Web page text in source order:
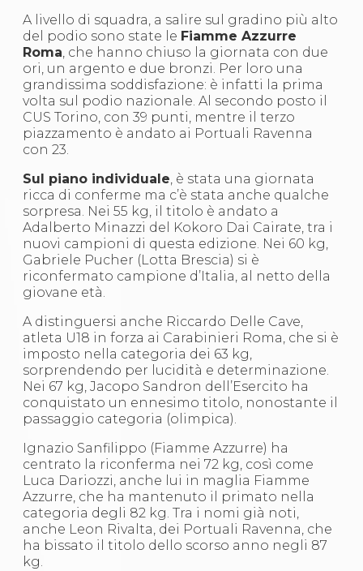
S'istrumpa
News
Calendario Attività
Difesa Personale MGA
La disciplina
News
Merchandising
Mappa del sito
News
Cookies Accept
Newsletter
Catalogo formativo
Webinar
Corsi Monotematici
Corsi di Specializzazione
Corsi Preparatore Fisico
Edutraining class - Didattica infantile
Corso dirigenti sportivi
Corso Direttore di Gara
Abilitazioni
Sportello Fiscale
News
Modulistica
FAQ
Quesiti fiscali
Sostenibilità
Documenti
A livello di squadra, a salire sul gradino più alto
del podio sono state le Fiamme Azzurre
Roma, che hanno chiuso la giornata con due
ori, un argento e due bronzi. Per loro una
grandissima soddisfazione: è infatti la prima
volta sul podio nazionale. Al secondo posto il
CUS Torino, con 39 punti, mentre il terzo
piazzamento è andato ai Portuali Ravenna
con 23.
Sul piano individuale, è stata una giornata
ricca di conferme ma c’è stata anche qualche
sorpresa. Nei 55 kg, il titolo è andato a
Adalberto Minazzi del Kokoro Dai Cairate, tra i
nuovi campioni di questa edizione. Nei 60 kg,
Gabriele Pucher (Lotta Brescia) si è
riconfermato campione d’Italia, al netto della
giovane età.
A distinguersi anche Riccardo Delle Cave,
atleta U18 in forza ai Carabinieri Roma, che si è
imposto nella categoria dei 63 kg,
sorprendendo per lucidità e determinazione.
Nei 67 kg, Jacopo Sandron dell’Esercito ha
conquistato un ennesimo titolo, nonostante il
passaggio categoria (olimpica).
Ignazio Sanfilippo (Fiamme Azzurre) ha
centrato la riconferma nei 72 kg, così come
Luca Dariozzi, anche lui in maglia Fiamme
Azzurre, che ha mantenuto il primato nella
categoria degli 82 kg. Tra i nomi già noti,
anche Leon Rivalta, dei Portuali Ravenna, che
ha bissato il titolo dello scorso anno negli 87
kg.